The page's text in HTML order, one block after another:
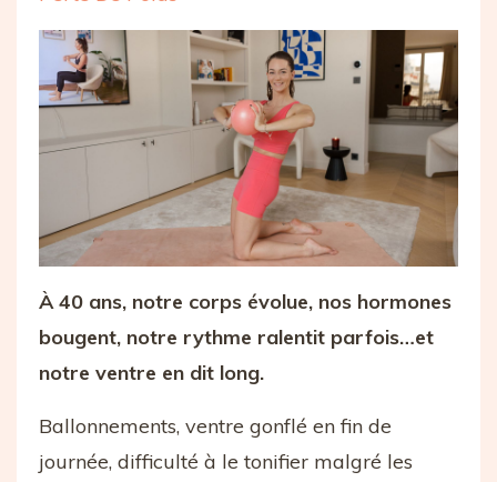
À 40 ans, notre corps évolue, nos hormones
bougent, notre rythme ralentit parfois…et
notre ventre en dit long.
Ballonnements, ventre gonflé en fin de
journée, difficulté à le tonifier malgré les